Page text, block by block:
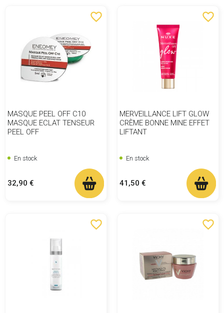
favorite_border
MASQUE PEEL OFF C10
MASQUE ECLAT TENSEUR
PEEL OFF
En stock
Prix
32,90 €
favorite_border
MERVEILLANCE LIFT GLOW
CRÈME BONNE MINE EFFET
LIFTANT
En stock
Prix
41,50 €
favorite_border favorite_border